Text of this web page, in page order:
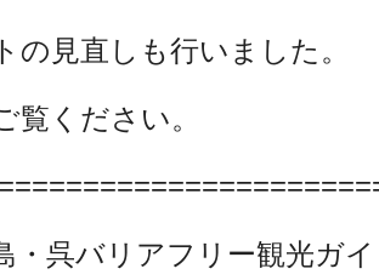
の見直しも行いました。
覧ください。
・呉バリアフリー観光ガ